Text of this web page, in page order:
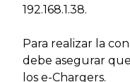
192.168.1.38.
Para realizar la
debe asegurar
los e-Chargers.